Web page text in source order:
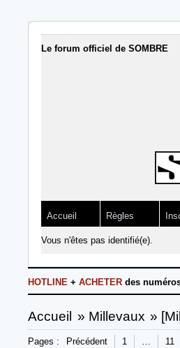
Le forum officiel de SOMBRE
Accueil Règles
Vous n'êtes pas identifié(e).
HOTLINE + ACHETER des
Accueil » Millevaux »
Pages : Précédent 1 … 11